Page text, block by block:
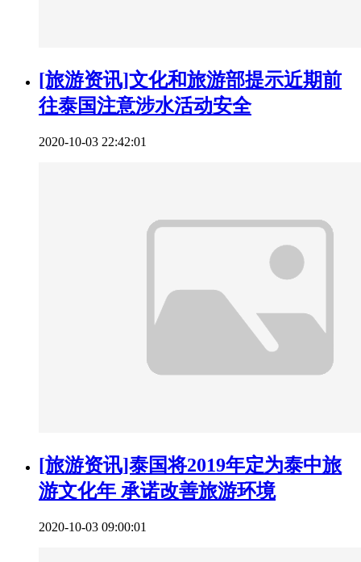
[旅游资讯]文化和旅游部提示近期前
往泰国注意涉水活动安全
2020-10-03 22:42:01
[旅游资讯]泰国将2019年定为泰中旅
游文化年 承诺改善旅游环境
2020-10-03 09:00:01